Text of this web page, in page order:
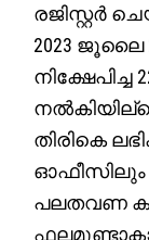
രജിസ്റ്റർ
2023 ജൂലൈ
നിക്ഷേപിച്ച
തിരികെ
ഓഫീസിലും
പലതവണ